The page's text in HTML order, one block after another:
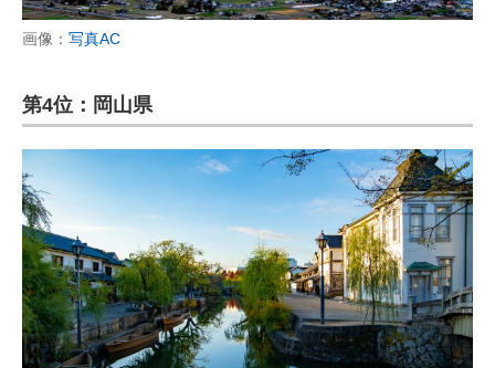
画像： 写真AC
第4位：岡山県